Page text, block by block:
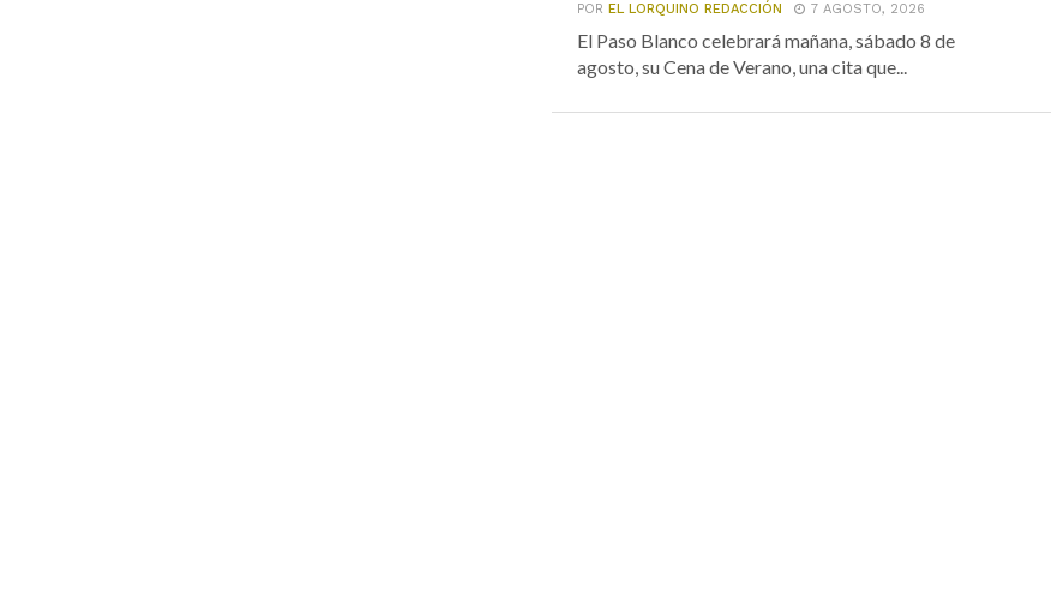
POREL LORQUINO REDACCIÓN 7 AGOSTO, 2026
El Paso Blanco celebrará mañana, sábado 8 de
agosto, su Cena de Verano, una cita que...